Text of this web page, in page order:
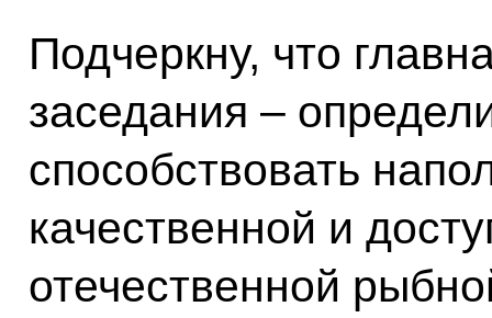
Подчеркну, что
заседания –
способствовать
качественной и
отечественной